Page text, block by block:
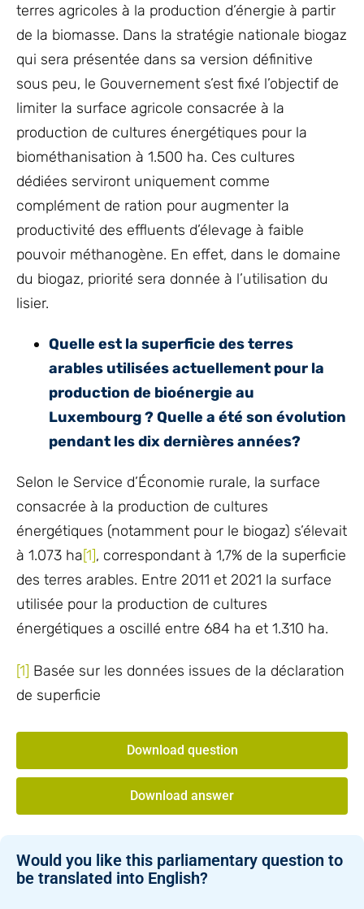
terres agricoles à la production d’énergie à partir
de la biomasse. Dans la stratégie nationale biogaz
qui sera présentée dans sa version définitive
sous peu, le Gouvernement s’est fixé l’objectif de
limiter la surface agricole consacrée à la
production de cultures énergétiques pour la
biométhanisation à 1.500 ha. Ces cultures
dédiées serviront uniquement comme
complément de ration pour augmenter la
productivité des effluents d’élevage à faible
pouvoir méthanogène. En effet, dans le domaine
du biogaz, priorité sera donnée à l’utilisation du
lisier.
Quelle est la superficie des terres
arables utilisées actuellement pour la
production de bioénergie au
Luxembourg ? Quelle a été son évolution
pendant les dix dernières années?
Selon le Service d’Économie rurale, la surface
consacrée à la production de cultures
énergétiques (notamment pour le biogaz) s’élevait
à 1.073 ha[1], correspondant à 1,7% de la superficie
des terres arables. Entre 2011 et 2021 la surface
utilisée pour la production de cultures
énergétiques a oscillé entre 684 ha et 1.310 ha.
[1] Basée sur les données issues de la déclaration
de superficie
Download question
Download answer
Would you like this parliamentary question to
be translated into English?